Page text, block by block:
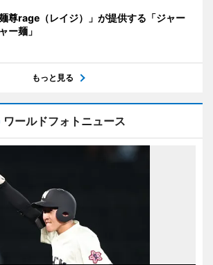
麺尊rage（レイジ）」が提供する「ジャー
ー麺」
もっと見る
ワールドフォトニュース